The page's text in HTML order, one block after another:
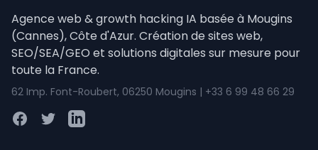
Agence web & growth hacking IA basée à Mougins
(Cannes), Côte d'Azur. Création de sites web,
SEO/SEA/GEO et solutions digitales sur mesure pour
toute la France.
62 Imp. Font-Roubert, 06250 Mougins | +33 6 99 48 66 29
FacebookTwitterLinkedIn